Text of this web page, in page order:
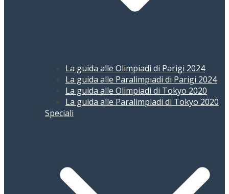
La guida alle Olimpiadi di Parigi 2024
La guida alle Paralimpiadi di Parigi 2024
La guida alle Olimpiadi di Tokyo 2020
La guida alle Paralimpiadi di Tokyo 2020
Speciali